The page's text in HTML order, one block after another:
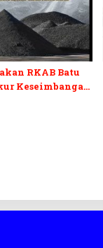
RKAB Batu
Keseimbangan